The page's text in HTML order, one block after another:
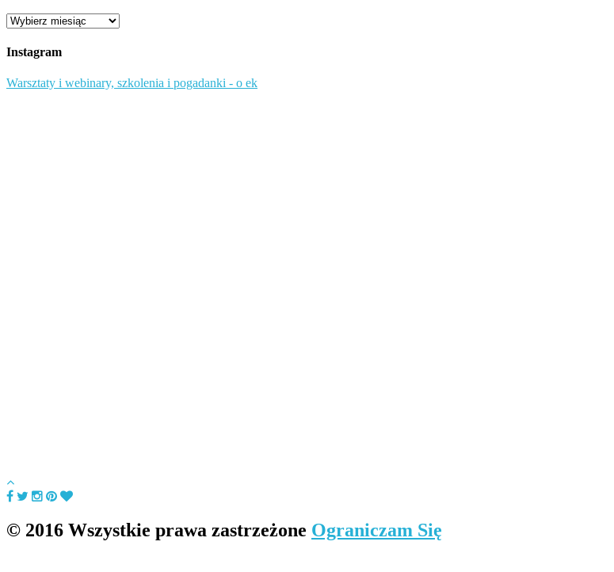
Przejrzyj
wpisy
Instagram
Warsztaty i webinary, szkolenia i pogadanki - o ek
© 2016 Wszystkie prawa zastrzeżone Ograniczam Się